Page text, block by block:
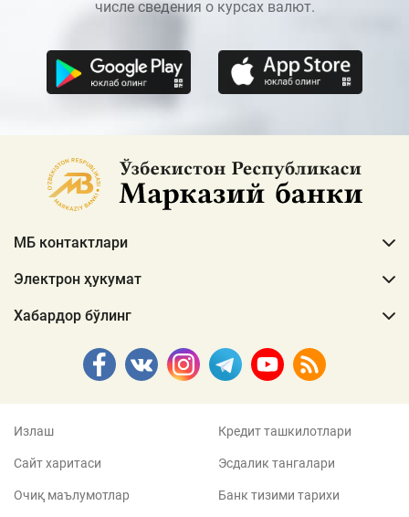
числе сведения о курсах валют.
МБ контактлари
Электрон ҳукумат
Хабардор бўлинг
Излаш
Сайт харитаси
Очиқ маълумотлар
Кредит ташкилотлари
Эсдалик тангалари
Банк тизими тарихи